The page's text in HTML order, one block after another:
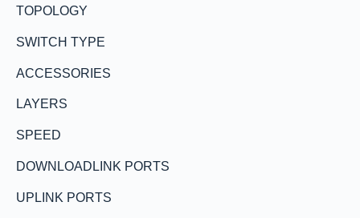
TOPOLOGY
SWITCH TYPE
ACCESSORIES
LAYERS
SPEED
DOWNLOADLINK PORTS
UPLINK PORTS